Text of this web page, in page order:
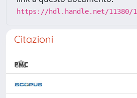
https://hdl.handle.net/11380/
Citazioni